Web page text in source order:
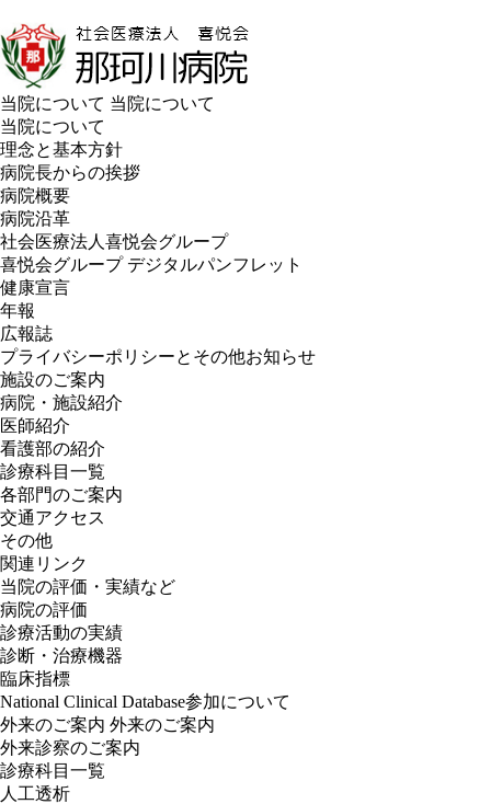
当院について 当院について
当院について
理念と基本方針
病院長からの挨拶
病院概要
病院沿革
社会医療法人喜悦会グループ
喜悦会グループ デジタルパンフレット
健康宣言
年報
広報誌
プライバシーポリシーとその他お知らせ
施設のご案内
病院・施設紹介
医師紹介
看護部の紹介
診療科目一覧
各部門のご案内
交通アクセス
その他
関連リンク
当院の評価・実績など
病院の評価
診療活動の実績
診断・治療機器
臨床指標
National Clinical Database参加について
外来のご案内 外来のご案内
外来診察のご案内
診療科目一覧
人工透析